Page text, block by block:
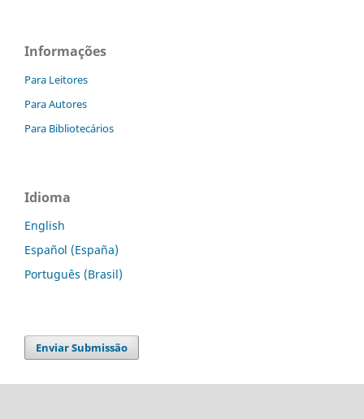
Informações
Para Leitores
Para Autores
Para Bibliotecários
Idioma
English
Español (España)
Português (Brasil)
Enviar Submissão